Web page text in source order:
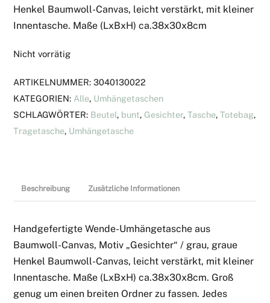
Henkel Baumwoll-Canvas, leicht verstärkt, mit kleiner
Innentasche. Maße (LxBxH) ca.38x30x8cm
Nicht vorrätig
ARTIKELNUMMER:3040130022
KATEGORIEN: Alle, Umhängetaschen
SCHLAGWÖRTER: Beutel, bunt, Gesichter,Tasche,Totebag,
Tragetasche, Umhängetasche
Beschreibung Zusätzliche Informationen
Handgefertigte Wende-Umhängetasche aus
Baumwoll-Canvas, Motiv „Gesichter“ / grau, graue
Henkel Baumwoll-Canvas, leicht verstärkt, mit kleiner
Innentasche. Maße (LxBxH) ca.38x30x8cm. Groß
genug um einen breiten Ordner zu fassen. Jedes